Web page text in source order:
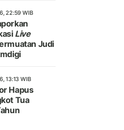
22:59 WIB
Live
Judi
13:13 WIB
Hapus
Tua